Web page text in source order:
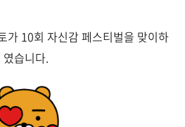
가 10회 자신감 페스티벌을 맞이하
였습니다.